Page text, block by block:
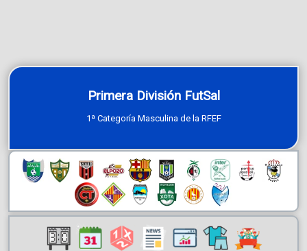
Primera División FutSal
1ª Categoría Masculina de la RFEF